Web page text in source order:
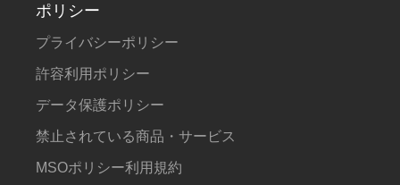
ポリシー
プライバシーポリシー
許容利用ポリシー
データ保護ポリシー
禁止されている商品・サービス
MSOポリシー利用規約